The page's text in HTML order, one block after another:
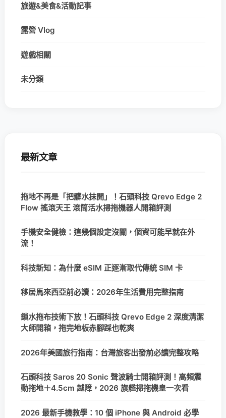
旅遊&美食&活動記事
露營 Vlog
遊戲相關
未分類
最新文章
拖地不再是「把髒水抹開」！石頭科技 Qrevo Edge 2
Flow 搖滾天王 滾筒活水掃拖機器人開箱評測
手機安全健檢：這幾個設定沒關，個資可能早就在外
流！
科技新知：為什麼 eSIM 正逐漸取代傳統 SIM 卡
移居馬來西亞前必讀：2026年生活費用完整指南
鎖水拖布技術下放！石頭科技 Qrevo Edge 2 深度清潔
大師開箱，拖完地板赤腳踩也乾爽
2026年美國旅行指南：台灣旅客出發前必讀完整攻略
石頭科技 Saros 20 Sonic 聲波騎士開箱評測！高頻震
動拖地＋4.5cm 越障，2026 旗艦掃拖機皇一次看
2026 最新手機教學：10 個 iPhone 與 Android 必學